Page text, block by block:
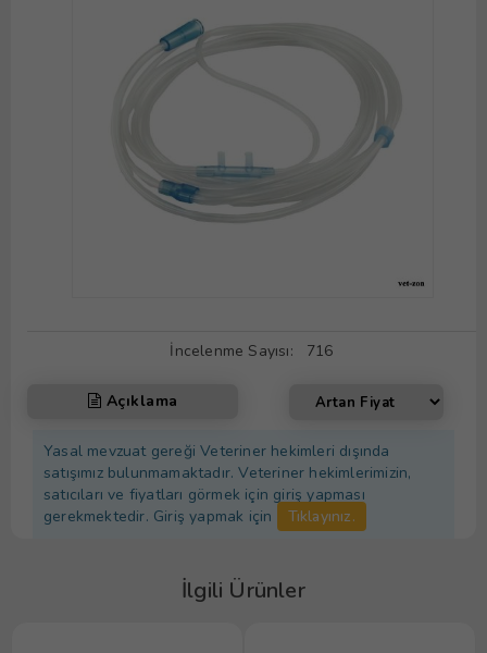
İncelenme Sayısı: 716
Açıklama
Yasal mevzuat gereği Veteriner hekimleri dışında
satışımız bulunmamaktadır. Veteriner hekimlerimizin,
satıcıları ve fiyatları görmek için giriş yapması
gerekmektedir. Giriş yapmak için
Tıklayınız.
İlgili Ürünler